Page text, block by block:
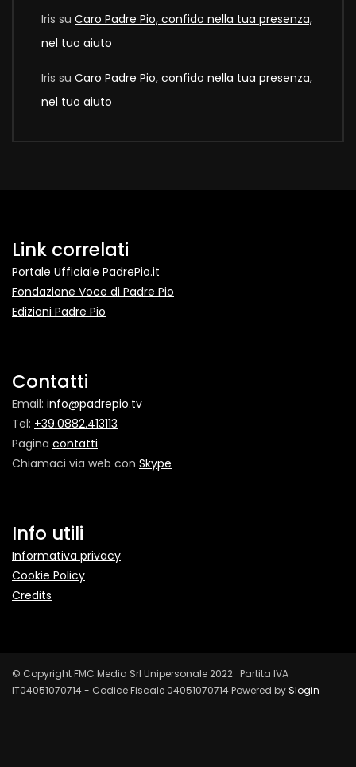
Iris su Caro Padre Pio, confido nella tua presenza,
nel tuo aiuto
Iris su Caro Padre Pio, confido nella tua presenza,
nel tuo aiuto
Link correlati
Portale Ufficiale PadrePio.it
Fondazione Voce di Padre Pio
Edizioni Padre Pio
Contatti
Email: info@padrepio.tv
Tel: +39.0882.413113
Pagina contatti
Chiamaci via web con Skype
Info utili
Informativa privacy
Cookie Policy
Credits
© Copyright FMC Media Srl Unipersonale 2022 Partita IVA
IT04051070714 - Codice Fiscale 04051070714 Powered bySlogin